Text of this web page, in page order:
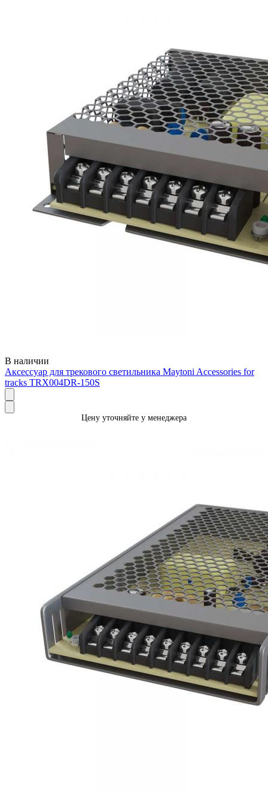
В наличии
Аксессуар для трекового светильника Maytoni Accessories for
tracks TRX004DR-150S
Цену уточняйте у менеджера